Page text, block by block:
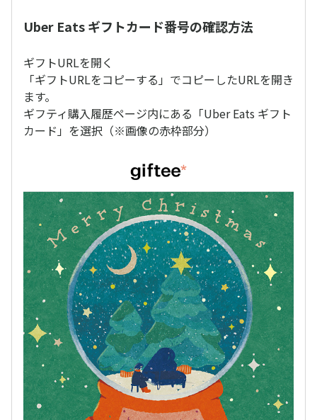
Uber Eats ギフトカード番号の確認方法
ギフトURLを開く
「ギフトURLをコピーする」でコピーしたURLを開き
ます。
ギフティ購入履歴ページ内にある「Uber Eats ギフト
カード」を選択（※画像の赤枠部分）